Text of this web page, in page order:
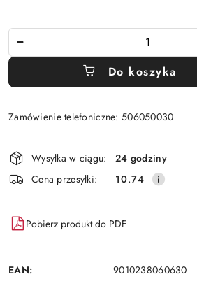
Do koszyka
Zamówienie telefoniczne: 506050030
Wyślij
Dostępność
i
dostawa
Wysyłka w ciągu:
24 godziny
Cena przesyłki:
10.74
Pobierz produkt do PDF
EAN: 9010238060630